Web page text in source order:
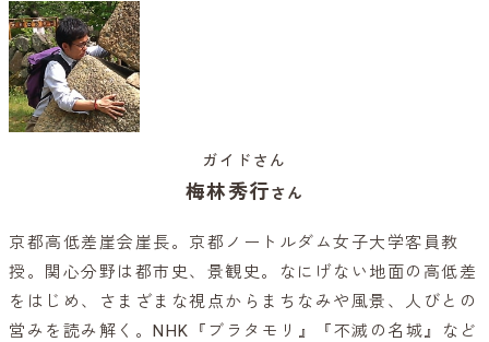
ガイドさん
梅林秀行さん
京都高低差崖会崖長。京都ノートルダム女子大学客員教
授。関心分野は都市史、景観史。なにげない地面の高低差
をはじめ、さまざまな視点からまちなみや風景、人びとの
営みを読み解く。NHK『ブラタモリ』『不滅の名城』など